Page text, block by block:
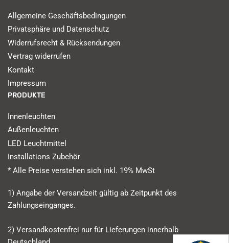
Allgemeine Geschäftsbedingungen
Privatsphäre und Datenschutz
Widerrufsrecht & Rücksendungen
Vertrag widerrufen
Kontakt
Impressum
PRODUKTE
Innenleuchten
Außenleuchten
LED Leuchtmittel
Installations Zubehör
* Alle Preise verstehen sich inkl. 19% MwSt
1) Angabe der Versandzeit gültig ab Zeitpunkt des
Zahlungseinganges.
2) Versandkostenfrei nur für Lieferungen innerhalb